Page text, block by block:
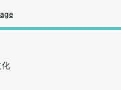
化